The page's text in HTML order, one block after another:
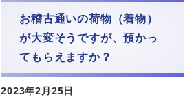
お稽古通いの荷物（着物）
が大変そうですが、預かっ
てもらえますか？
2023年2月25日